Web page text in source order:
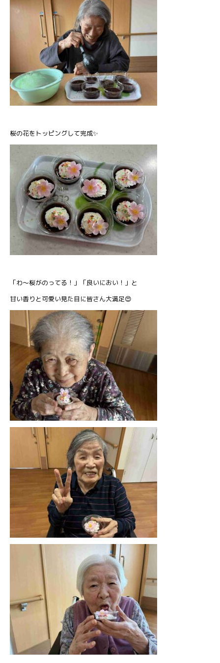
桜の花をトッピングして完成✨
「わ～桜がのってる！」「良いにおい！」と
甘い香りと可愛い見た目に皆さん大満足😍